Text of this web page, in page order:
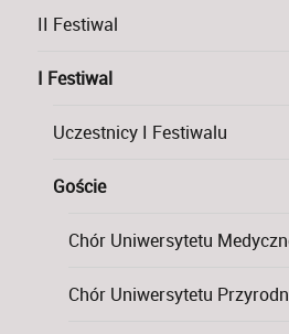
II Festiwal
I Festiwal
Uczestnicy I Festiwalu
Goście
Chór Uniwersytetu
Chór Uniwersytetu